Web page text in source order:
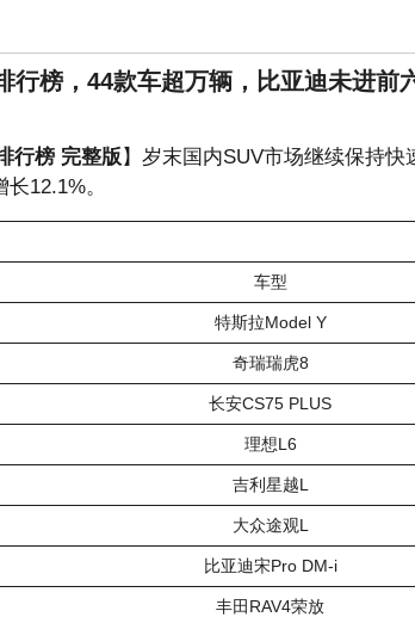
行榜，44款车超万辆，比亚迪未进前
行榜 完整版 】岁末国内SUV市场继续保持
12.1%。
车型
特斯拉Model Y
奇瑞瑞虎8
长安CS75 PLUS
理想L6
吉利星越L
大众途观L
比亚迪宋Pro DM-i
丰田RAV4荣放